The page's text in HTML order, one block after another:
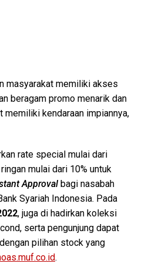
masyarakat memiliki akses
beragam promo menarik dan
memiliki kendaraan impiannya,
rate special mulai dari
mulai dari 10% untuk
Approval bagi nasabah
Syariah Indonesia. Pada
, juga di hadirkan koleksi
serta pengunjung dapat
pilihan stock yang
.